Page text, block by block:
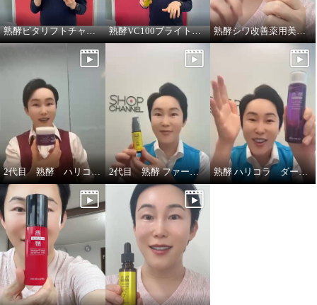
熟酵ビタリフトチャージミスト 熟酵VC100ブライトアップUV 熟酵シワ改善薬用美白BBファンデーション
2代目 熟酵 ハリコラクリーム 2代目 熟酵 ファーメントエッセンスVC100 熟酵 ハリコラ ダーマエッセンス